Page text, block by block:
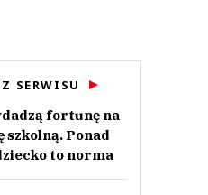
by the moderator on the site
czy też powstaną delegatury
SERWISU
fortunę na
szkolną. Ponad
to norma